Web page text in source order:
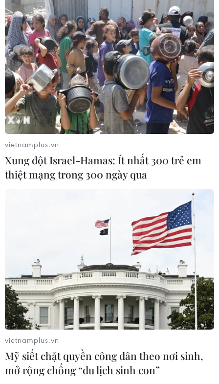
Giảm quá tải tại các bệnh viện: Nhân rộng
mô hình bệnh viện vệ tinh
15/03/2016 10:01
Đánh giá kết quả bước đầu thực hiện mô hình bệnh
viện vệ tinh và Đề án giảm tải bệnh viện cho thấy hiệu
quả rõ rệt việc nâng cao chất lượng khám bệnh, chữa
bệnh của bệnh viện tuyến dưới.
Bộ Y tế phản hồi về 4 bệnh nhân nằm ghép
một giường bệnh
15/09/2016 11:31
Tại Viện Tim mạch Quốc gia (Bệnh viện Bạch Mai), có
tình trạng bệnh nhân phải nằm ghép 2-3 người, thậm
vietnamplus.vn
Xung đột Israel-Hamas: Ít nhất 300 trẻ em
thiệt mạng trong 300 ngày qua
vietnamplus.vn
Mỹ siết chặt quyền công dân theo nơi sinh,
mở rộng chống “du lịch sinh con”